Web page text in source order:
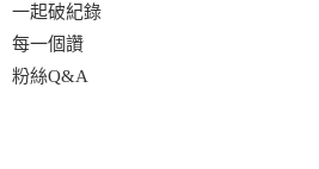
一起破紀錄
每一個讚
粉絲Q&A